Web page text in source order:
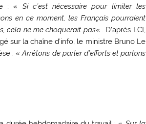
: « Si c’est nécessaire pour limiter les
en ce moment, les Français pourraient
cela ne me choquerait pas« . D’après LCI,
sur la chaîne d’info, le ministre Bruno Le
: «Arrêtons de parler d’efforts et parlons